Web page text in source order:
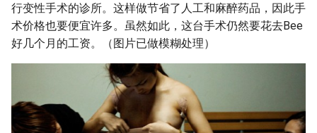
行变性手术的诊所。这样做节省了人工和麻醉药品，因此手
术价格也要便宜许多。虽然如此，这台手术仍然要花去Bee
好几个月的工资。（图片已做模糊处理）